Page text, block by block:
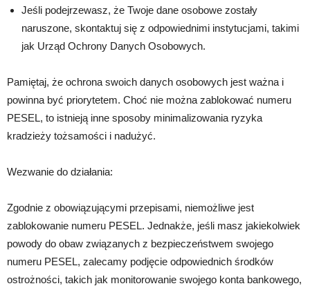
Jeśli podejrzewasz, że Twoje dane osobowe zostały
naruszone, skontaktuj się z odpowiednimi instytucjami, takimi
jak Urząd Ochrony Danych Osobowych.
Pamiętaj, że ochrona swoich danych osobowych jest ważna i
powinna być priorytetem. Choć nie można zablokować numeru
PESEL, to istnieją inne sposoby minimalizowania ryzyka
kradzieży tożsamości i nadużyć.
Wezwanie do działania:
Zgodnie z obowiązującymi przepisami, niemożliwe jest
zablokowanie numeru PESEL. Jednakże, jeśli masz jakiekolwiek
powody do obaw związanych z bezpieczeństwem swojego
numeru PESEL, zalecamy podjęcie odpowiednich środków
ostrożności, takich jak monitorowanie swojego konta bankowego,